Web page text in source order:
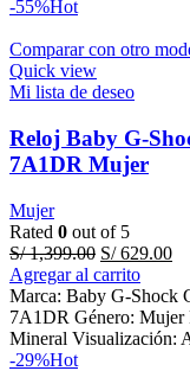
-55%Hot
Comparar con otro
Quick view
Mi lista de deseo
Reloj Baby G-
7A1DR Mujer
Mujer
Rated 0 out of 5
S/1,399.00 Original
price
was:
S/ 1,399.00.
S/629.00
is:
Agregar al carrito
Marca: Baby G-Shock
7A1DR Género: Mujer
Mineral Visualización:
-29%Hot